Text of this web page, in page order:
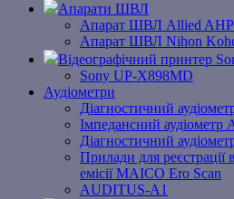
Апарати ШВЛ
Апарат ШВЛ Allied
Апарат ШВЛ Nihon
Відеографічний принтер
Sony UP-X898MD
Аудіометри
Діагностичний
Імпедансний аудіометр
Діагностичний
Прилади для реєстрації
емісії MAICO Ero Scan
AUDITUS-A1